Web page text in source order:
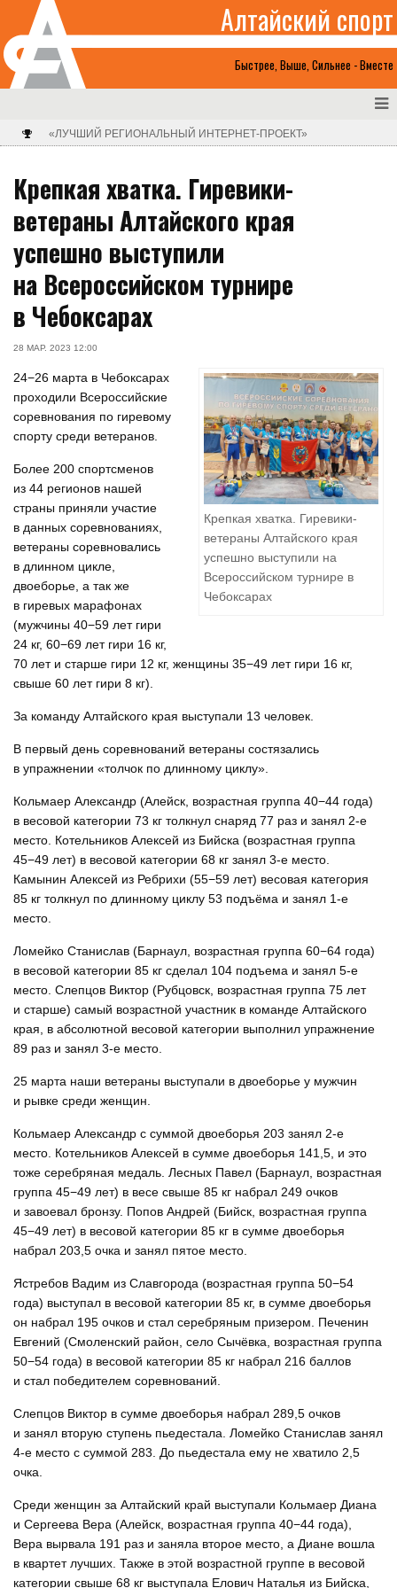
Быстрее, Выше, Сильнее - Вместе
Алтайский спорт
«ЛУЧШИЙ РЕГИОНАЛЬНЫЙ ИНТЕРНЕТ-ПРОЕКТ»
Крепкая хватка. Гиревики-
ветераны Алтайского края
успешно выступили
на Всероссийском турнире
в Чебоксарах
28 МАР. 2023 12:00
Крепкая хватка. Гиревики-
ветераны Алтайского края
успешно выступили на
Всероссийском турнире в
Чебоксарах
24−26 марта в Чебоксарах
проходили Всероссийские
соревнования по гиревому
спорту среди ветеранов.
Более 200 спортсменов
из 44 регионов нашей
страны приняли участие
в данных соревнованиях,
ветераны соревновались
в длинном цикле,
двоеборье, а так же
в гиревых марафонах
(мужчины 40−59 лет гири
24 кг, 60−69 лет гири 16 кг,
70 лет и старше гири 12 кг, женщины 35−49 лет гири 16 кг,
свыше 60 лет гири 8 кг).
За команду Алтайского края выступали 13 человек.
В первый день соревнований ветераны состязались
в упражнении «толчок по длинному циклу».
Кольмаер Александр (Алейск, возрастная группа 40−44 года)
в весовой категории 73 кг толкнул снаряд 77 раз и занял 2-е
место. Котельников Алексей из Бийска (возрастная группа
45−49 лет) в весовой категории 68 кг занял 3-е место.
Камынин Алексей из Ребрихи (55−59 лет) весовая категория
85 кг толкнул по длинному циклу 53 подъёма и занял 1-е
место.
Ломейко Станислав (Барнаул, возрастная группа 60−64 года)
в весовой категории 85 кг сделал 104 подъема и занял 5-е
место. Слепцов Виктор (Рубцовск, возрастная группа 75 лет
и старше) самый возрастной участник в команде Алтайского
края, в абсолютной весовой категории выполнил упражнение
89 раз и занял 3-е место.
25 марта наши ветераны выступали в двоеборье у мужчин
и рывке среди женщин.
Кольмаер Александр с суммой двоеборья 203 занял 2-е
место. Котельников Алексей в сумме двоеборья 141,5, и это
тоже серебряная медаль. Лесных Павел (Барнаул, возрастная
группа 45−49 лет) в весе свыше 85 кг набрал 249 очков
и завоевал бронзу. Попов Андрей (Бийск, возрастная группа
45−49 лет) в весовой категории 85 кг в сумме двоеборья
набрал 203,5 очка и занял пятое место.
Ястребов Вадим из Славгорода (возрастная группа 50−54
года) выступал в весовой категории 85 кг, в сумме двоеборья
он набрал 195 очков и стал серебряным призером. Печенин
Евгений (Смоленский район, село Сычёвка, возрастная группа
50−54 года) в весовой категории 85 кг набрал 216 баллов
и стал победителем соревнований.
Слепцов Виктор в сумме двоеборья набрал 289,5 очков
и занял вторую ступень пьедестала. Ломейко Станислав занял
4-е место с суммой 283. До пьедестала ему не хватило 2,5
очка.
Среди женщин за Алтайский край выступали Кольмаер Диана
и Сергеева Вера (Алейск, возрастная группа 40−44 года),
Вера вырвала 191 раз и заняла второе место, а Диане вошла
в квартет лучших. Также в этой возрастной группе в весовой
категории свыше 68 кг выступала Елович Наталья из Бийска,